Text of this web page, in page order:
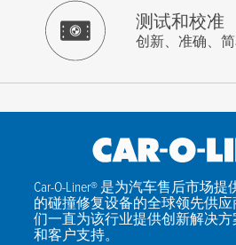
测试和校准
创新、准确、
Car-O-Liner® 是为汽车售后市场
的碰撞修复设备的全球领先供
们一直为该行业提供创新解决
和客户支持。